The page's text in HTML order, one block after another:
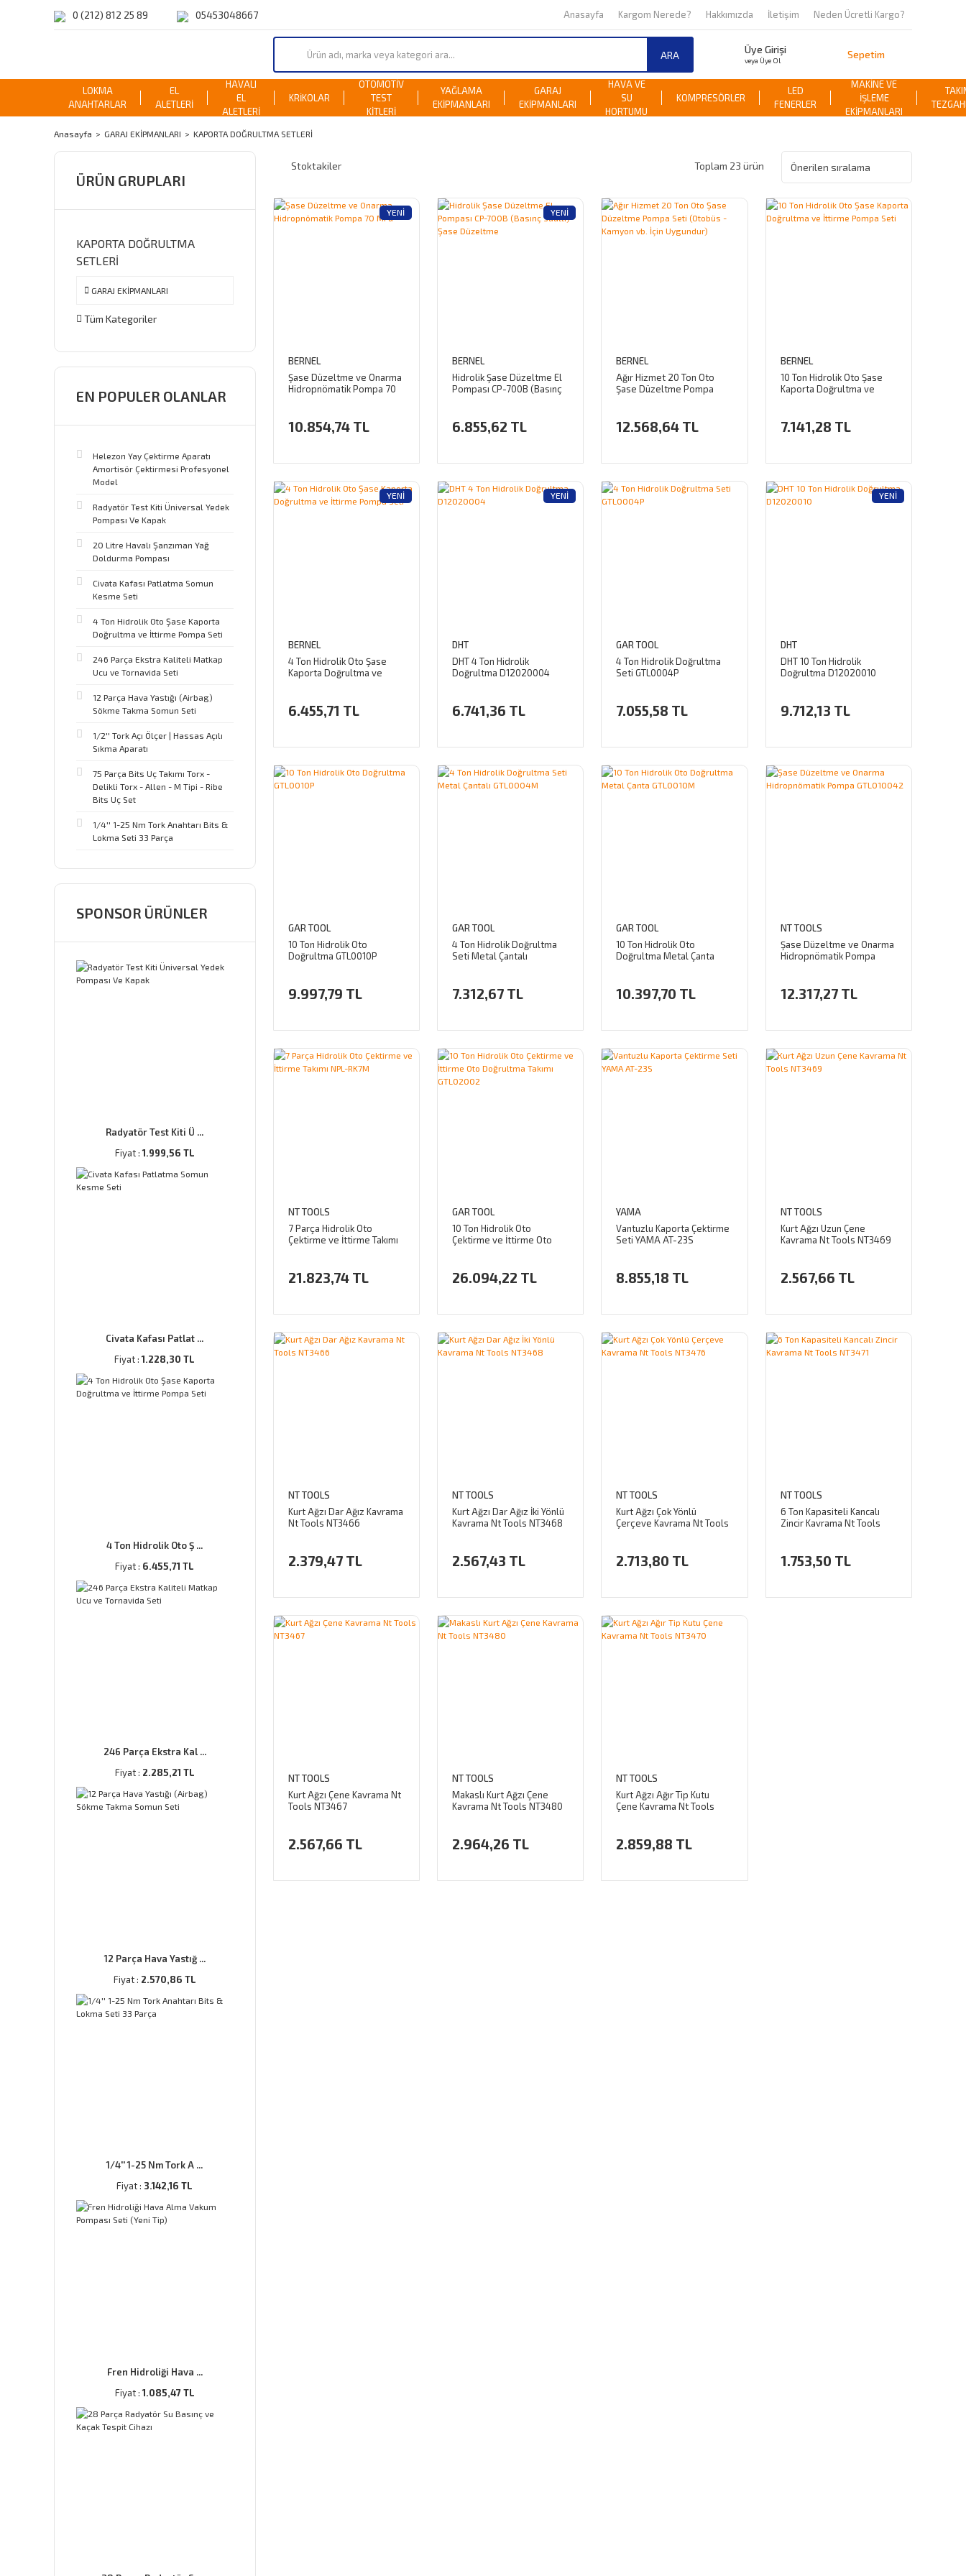
0 (212) 812 25 89 05453048667 Anasayfa Kargom Nerede? Hakkımızda İletişim Neden Ücretli Kargo?
ARA Üye Girişi
veya Üye Ol Sepetim
LOKMA
ANAHTARLAR
EL
ALETLERİ
HAVALI
EL
ALETLERİ
KRİKOLAR
OTOMOTİV
TEST
KİTLERİ
YAĞLAMA
EKİPMANLARI
GARAJ
EKİPMANLARI
HAVA VE
SU
HORTUMU
KOMPRESÖRLER
LED
FENERLER
MAKİNE VE
İŞLEME
EKİPMANLARI
Anasayfa GARAJ EKİPMANLARI KAPORTA DOĞRULTMA SETLERİ
ÜRÜN GRUPLARI
KAPORTA DOĞRULTMA
SETLERİ
GARAJ EKİPMANLARI
Tüm Kategoriler
EN POPULER OLANLAR
Helezon Yay Çektirme Aparatı
Amortisör Çektirmesi Profesyonel
Model
Radyatör Test Kiti Üniversal Yedek
Pompası Ve Kapak
20 Litre Havalı Şanzıman Yağ
Doldurma Pompası
Civata Kafası Patlatma Somun
Kesme Seti
4 Ton Hidrolik Oto Şase Kaporta
Doğrultma ve İttirme Pompa Seti
246 Parça Ekstra Kaliteli Matkap
Ucu ve Tornavida Seti
12 Parça Hava Yastığı (Airbag)
Sökme Takma Somun Seti
1/2'' Tork Açı Ölçer | Hassas Açılı
Sıkma Aparatı
75 Parça Bits Uç Takımı Torx -
Delikli Torx - Allen - M Tipi - Ribe
Bits Uç Set
1/4'' 1-25 Nm Tork Anahtarı Bits &
Lokma Seti 33 Parça
SPONSOR ÜRÜNLER
Radyatör Test Kiti Ü ...
Fiyat :1.999,56 TL
Civata Kafası Patlat ...
Fiyat :1.228,30 TL
4 Ton Hidrolik Oto Ş ...
Fiyat : 6.455,71 TL
246 Parça Ekstra Kal ...
Fiyat : 2.285,21 TL
12 Parça Hava Yastığ ...
Fiyat : 2.570,86 TL
1/4'' 1-25 Nm Tork A ...
Fiyat : 3.142,16 TL
Fren Hidroliği Hava ...
Fiyat :1.085,47 TL
Stoktakiler Toplam 23 ürün
YENI
BERNEL
Şase Düzeltme ve Onarma
Hidropnömatik Pompa 70
10.854,74 TL
YENI
BERNEL
Hidrolik Şase Düzeltme El
Pompası CP-700B (Basınç
6.855,62 TL
BERNEL
Ağır Hizmet 20 Ton Oto
Şase Düzeltme Pompa
12.568,64 TL
BERNEL
10 Ton Hidrolik Oto Şase
Kaporta Doğrultma ve
7.141,28 TL
YENI
BERNEL
4 Ton Hidrolik Oto Şase
Kaporta Doğrultma ve
6.455,71 TL
YENI
DHT
DHT 4 Ton Hidrolik
Doğrultma D12020004
6.741,36 TL
GAR TOOL
4 Ton Hidrolik Doğrultma
Seti GTL0004P
7.055,58 TL
YENI
DHT
DHT 10 Ton Hidrolik
Doğrultma D12020010
9.712,13 TL
GAR TOOL
10 Ton Hidrolik Oto
Doğrultma GTL0010P
9.997,79 TL
GAR TOOL
4 Ton Hidrolik Doğrultma
Seti Metal Çantalı
7.312,67 TL
GAR TOOL
10 Ton Hidrolik Oto
Doğrultma Metal Çanta
10.397,70 TL
NT TOOLS
Şase Düzeltme ve Onarma
Hidropnömatik Pompa
12.317,27 TL
NT TOOLS
7 Parça Hidrolik Oto
Çektirme ve İttirme Takımı
21.823,74 TL
GAR TOOL
10 Ton Hidrolik Oto
Çektirme ve İttirme Oto
26.094,22 TL
YAMA
Vantuzlu Kaporta Çektirme
Seti YAMA AT-23S
8.855,18 TL
NT TOOLS
Kurt Ağzı Uzun Çene
Kavrama Nt Tools NT3469
2.567,66 TL
NT TOOLS
Kurt Ağzı Dar Ağız Kavrama
Nt Tools NT3466
2.379,47 TL
NT TOOLS
Kurt Ağzı Dar Ağız İki Yönlü
Kavrama Nt Tools NT3468
2.567,43 TL
NT TOOLS
Kurt Ağzı Çok Yönlü
Çerçeve Kavrama Nt Tools
2.713,80 TL
NT TOOLS
6 Ton Kapasiteli Kancalı
Zincir Kavrama Nt Tools
1.753,50 TL
NT TOOLS
Kurt Ağzı Çene Kavrama Nt
Tools NT3467
2.567,66 TL
NT TOOLS
Makaslı Kurt Ağzı Çene
Kavrama Nt Tools NT3480
2.964,26 TL
NT TOOLS
Kurt Ağzı Ağır Tip Kutu
Çene Kavrama Nt Tools
2.859,88 TL